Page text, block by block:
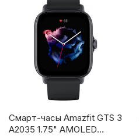
Смарт-часы Amazfit GTS 3
A2035 1.75" AMOLED